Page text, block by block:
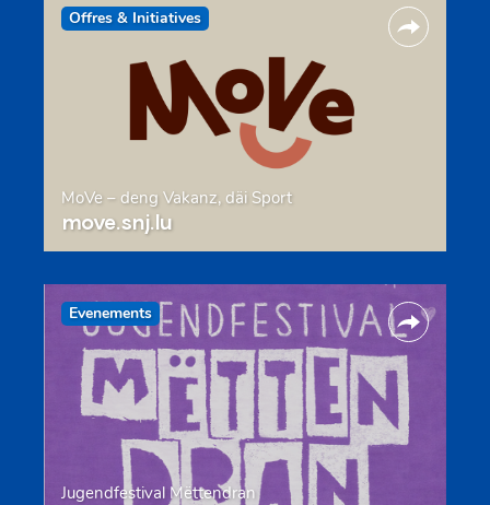
Offres & Initiatives
MoVe – deng Vakanz, däi Sport
move.snj.lu
Evenements
Jugendfestival Mëttendran